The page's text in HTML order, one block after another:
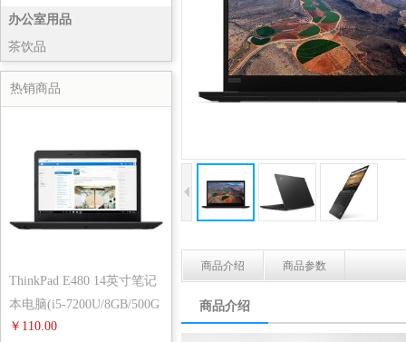
净化器
办公室用品
茶饮品
热销商品
ThinkPad E480 14英寸笔记
本电脑(i5-7200U/8GB/500G
B/2G
￥110.00
商品介绍 商品参数
商品介绍